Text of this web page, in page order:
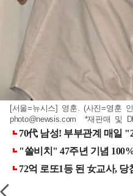
[서울=뉴시스] 영훈. (사진=영훈
photo@newsis.com *재판매 및